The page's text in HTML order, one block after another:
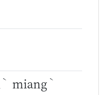
ˋ miang ˋ